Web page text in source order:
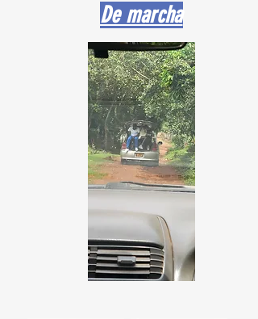
De marcha